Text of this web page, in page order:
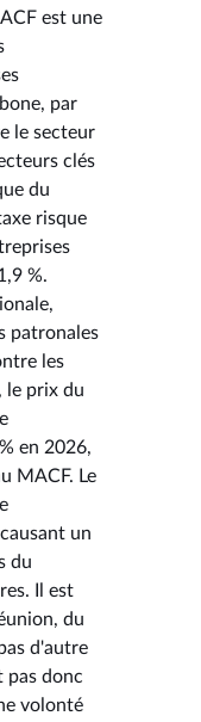
est une
par
le secteur
clés
du
risque
%.
patronales
les
le prix du
en 2026,
MACF. Le
un
du
Il est
du
d'autre
pas donc
volonté